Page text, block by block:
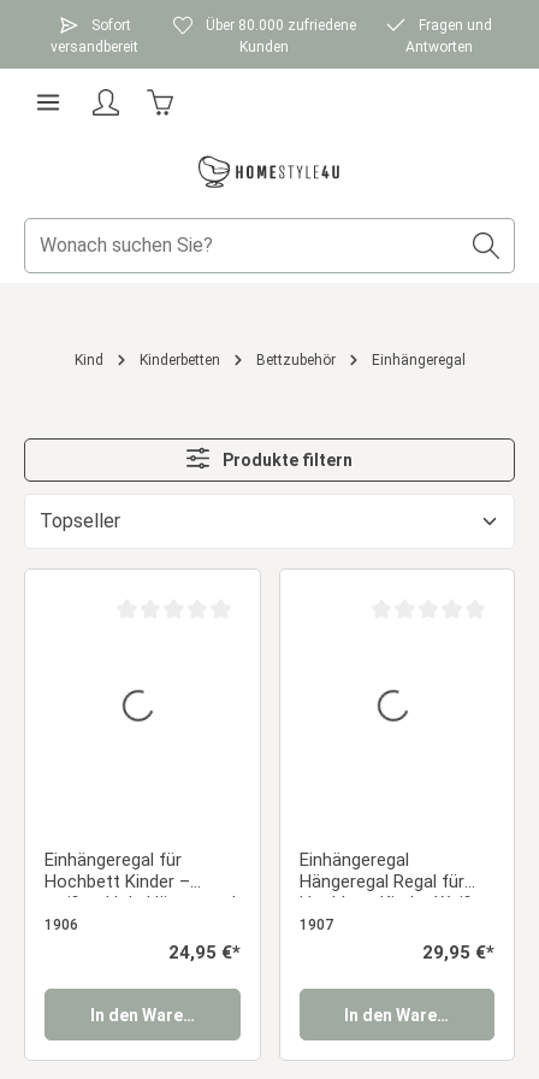
Zum Hauptinhalt springen
Sofort
versandbereit
Über 80.000 zufriedene
Kunden
Fragen und
Antworten
Kind Kinderbetten Bettzubehör Einhängeregal
Produkte filtern
Einhängeregal für
Hochbett Kinder –
weißes Holz Hängeregal
mit 1 Ablage
1906
Regulärer Preis:
24,95 €*
In den Warenkorb
Einhängeregal
Hängeregal Regal für
Hochbett Kinder Weiß
Holz 2 Ablagen
1907
Regulärer Preis:
29,95 €*
In den Warenkorb